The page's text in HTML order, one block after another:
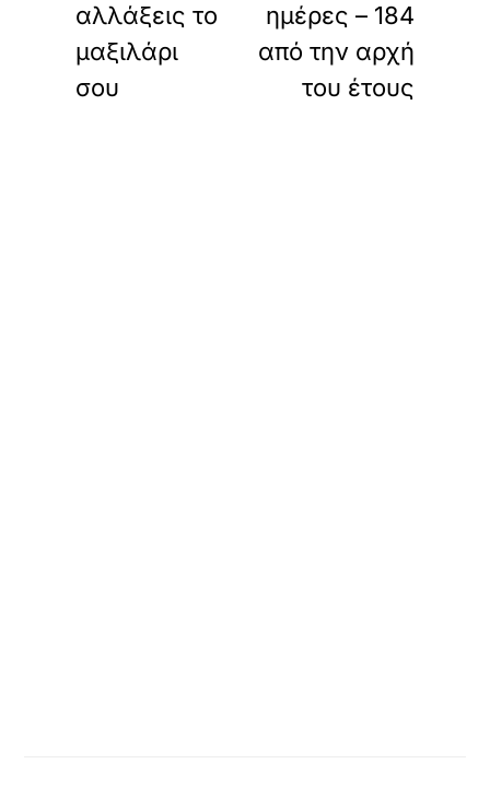
αλλάξεις το
μαξιλάρι
σου
ημέρες – 184
από την αρχή
του έτους